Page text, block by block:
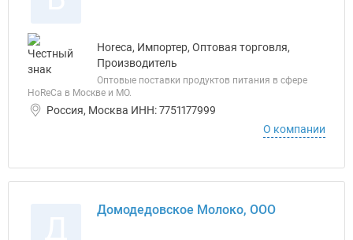
Horeca, Импортер, Оптовая торговля,
Производитель
Оптовые поставки продуктов питания в сфере
HoReCa в Москве и МО.
Россия, Москва ИНН: 7751177999
О компании
Домодедовское Молоко, ООО